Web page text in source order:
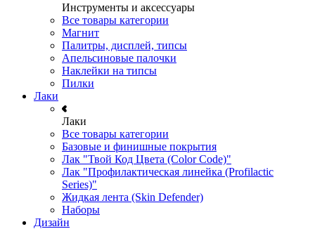
Инструменты и аксессуары
Все товары категории
Магнит
Палитры, дисплей, типсы
Апельсиновые палочки
Наклейки на типсы
Пилки
Лаки
Лаки
Все товары категории
Базовые и финишные покрытия
Лак "Твой Код Цвета (Color Code)"
Лак "Профилактическая линейка (Profilactic
Series)"
Жидкая лента (Skin Defender)
Наборы
Дизайн